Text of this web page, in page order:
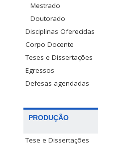
Mestrado
Doutorado
Disciplinas Oferecidas
Corpo Docente
Teses e Dissertações
Egressos
Defesas agendadas
PRODUÇÃO
Tese e Dissertações